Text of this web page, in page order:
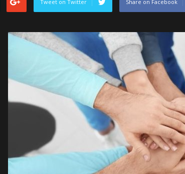
Share on Facebook
Tweet on Twitter